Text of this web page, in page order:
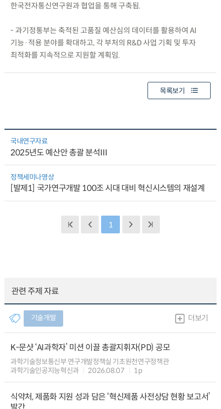
한국전자통신연구원과 협업을 통해 구축됨.
- 과기정통부는 축적된 고품질 예산심의 데이터를 활용하여 AI
기능·적용 분야를 확대하고, 각 부처의 R&D 사업 기획 및 투자
최적화를 지속적으로 지원할 계획임.
목록보기
국내연구자료
2025년도 예산안 총괄 분석Ⅲ
정책세미나영상
[발제1] 국가연구개발 100조 시대 대비 혁신시스템의 재설계
1
관련 주제 자료
기술개발 더보기
K-문샷 ‘AI과학자’ 미션 이끌 총괄지휘자(PD) 공모
과학기술정보통신부 연구개발정책실 기초원천연구정책관
과학기술인공지능혁신과
2026.08.07 1p
식약처, 제품화 지원 성과 담은 ‘혁신제품 사전상담 현황 보고서’